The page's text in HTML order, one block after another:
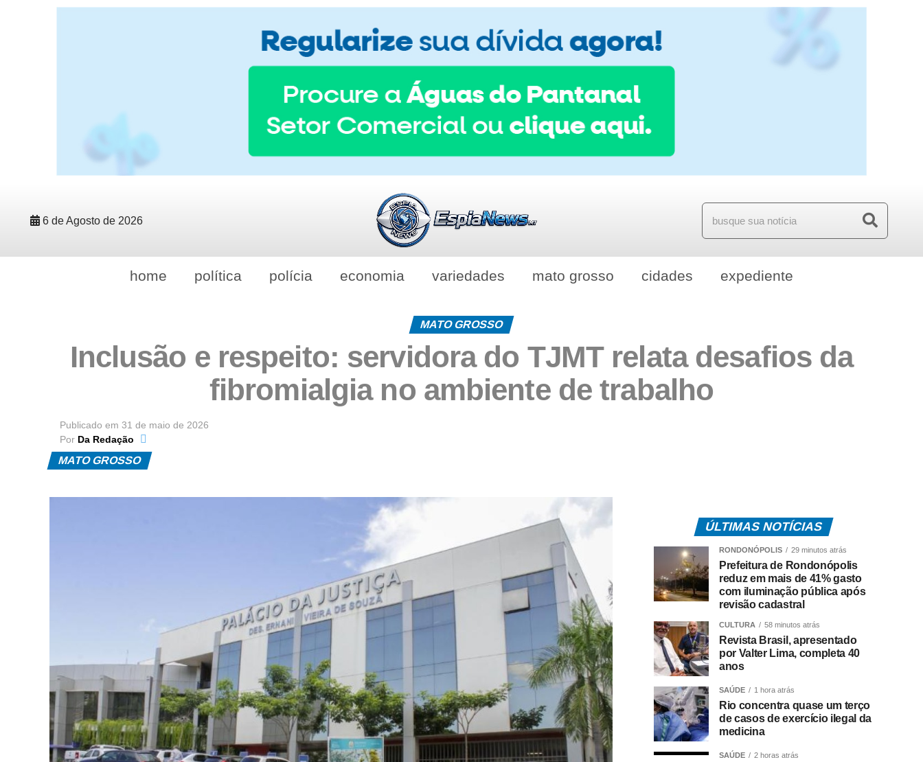
6 de Agosto de 2026
home política polícia economia variedades mato grosso cidades expediente
MATO GROSSO
Inclusão e respeito: servidora do TJMT relata desafios da
fibromialgia no ambiente de trabalho
Publicado em 31 de maio de 2026
Por Da Redação
MATO GROSSO
ÚLTIMAS NOTÍCIAS
RONDONÓPOLIS 29 minutos atrás
Prefeitura de Rondonópolis
reduz em mais de 41% gasto
com iluminação pública após
revisão cadastral
CULTURA 58 minutos atrás
Revista Brasil, apresentado
por Valter Lima, completa 40
anos
SAÚDE 1 hora atrás
Rio concentra quase um terço
de casos de exercício ilegal da
medicina
SAÚDE 2 horas atrás